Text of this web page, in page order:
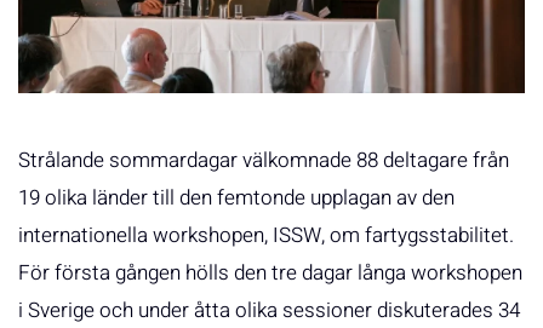
Strålande sommardagar välkomnade 88 deltagare från
19 olika länder till den femtonde upplagan av den
internationella workshopen, ISSW, om fartygsstabilitet.
För första gången hölls den tre dagar långa workshopen
i Sverige och under åtta olika sessioner diskuterades 34